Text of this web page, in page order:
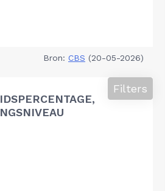
Bron: CBS (20-05-2026)
Filters